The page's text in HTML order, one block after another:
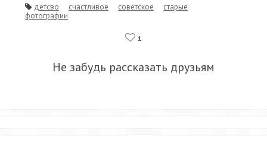
детсво счастливое советское
старые
фотографии
1
Не забудь рассказать друзьям